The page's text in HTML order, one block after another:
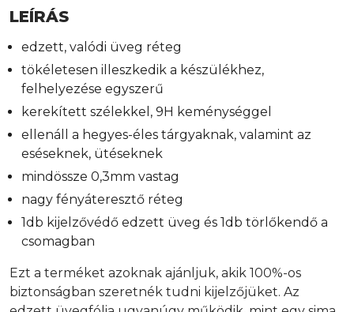
LEÍRÁS
edzett, valódi üveg réteg
tökéletesen illeszkedik a készülékhez,
felhelyezése egyszerű
kerekített szélekkel, 9H keménységgel
ellenáll a hegyes-éles tárgyaknak, valamint az
eséseknek, ütéseknek
mindössze 0,3mm vastag
nagy fényáteresztő réteg
1db kijelzővédő edzett üveg és 1db törlőkendő a
csomagban
Ezt a terméket azoknak ajánljuk, akik 100%-os
biztonságban szeretnék tudni kijelzőjüket. Az